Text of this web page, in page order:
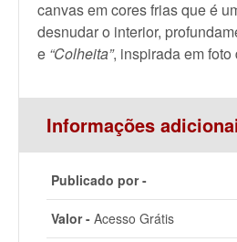
canvas em cores frias que é
desnudar o interior,
e “Colheita”, inspirada em foto
Informações
Publicado por -
Valor - Acesso Grátis